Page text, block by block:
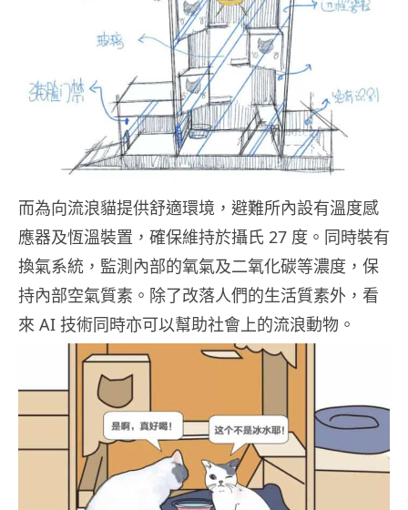
而為向流浪貓提供舒適環境，避難所內設有溫度感
應器及恆溫裝置，確保維持於攝氏 27 度。同時裝有
換氣系統，監測內部的氧氣及二氧化碳等濃度，保
持內部空氣質素。除了改落人們的生活質素外，看
來 AI 技術同時亦可以幫助社會上的流浪動物。